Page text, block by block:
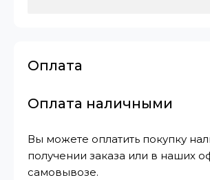
Оплата
Оплата наличными
Вы можете оплатить покупку
получении заказа или в наших
самовывозе.